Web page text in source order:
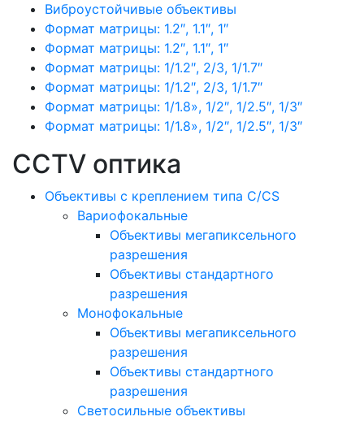
Виброустойчивые объективы
Формат матрицы: 1.2″, 1.1″, 1″
Формат матрицы: 1.2″, 1.1″, 1″
Формат матрицы: 1/1.2″, 2/3, 1/1.7″
Формат матрицы: 1/1.2″, 2/3, 1/1.7″
Формат матрицы: 1/1.8», 1/2″, 1/2.5″, 1/3″
Формат матрицы: 1/1.8», 1/2″, 1/2.5″, 1/3″
CCTV оптика
Объективы с креплением типа C/CS
Вариофокальные
Объективы мегапиксельного
разрешения
Объективы стандартного
разрешения
Монофокальные
Объективы мегапиксельного
разрешения
Объективы стандартного
разрешения
Светосильные объективы